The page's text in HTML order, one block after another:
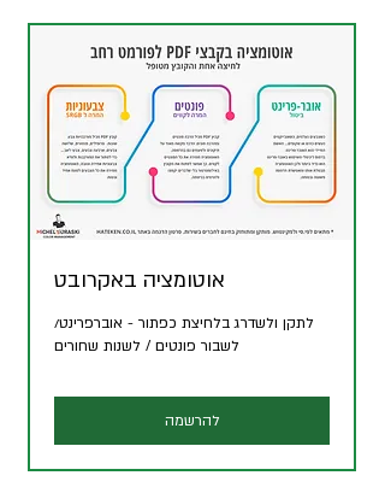
אוטומציה באקרובט
לתקן ולשדרג בלחיצת כפתור - אוברפרינט/
לשבור פונטים / לשנות שחורים
להרשמה